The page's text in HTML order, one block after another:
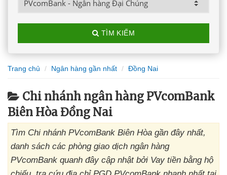
TÌM KIẾM
Trang chủ Ngân hàng gần nhất Đồng Nai
Chi nhánh ngân hàng PVcomBank
Biên Hòa Đồng Nai
Tìm Chi nhánh PVcomBank Biên Hòa gần đây nhất,
danh sách các phòng giao dịch ngân hàng
PVcomBank quanh đây cập nhật bởi Vay tiền bằng hộ